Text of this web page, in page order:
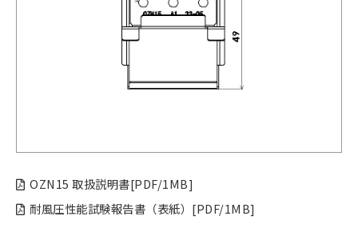
OZN15 取扱説明書[PDF/1MB]
耐風圧性能試験報告書（表紙）[PDF/1MB]